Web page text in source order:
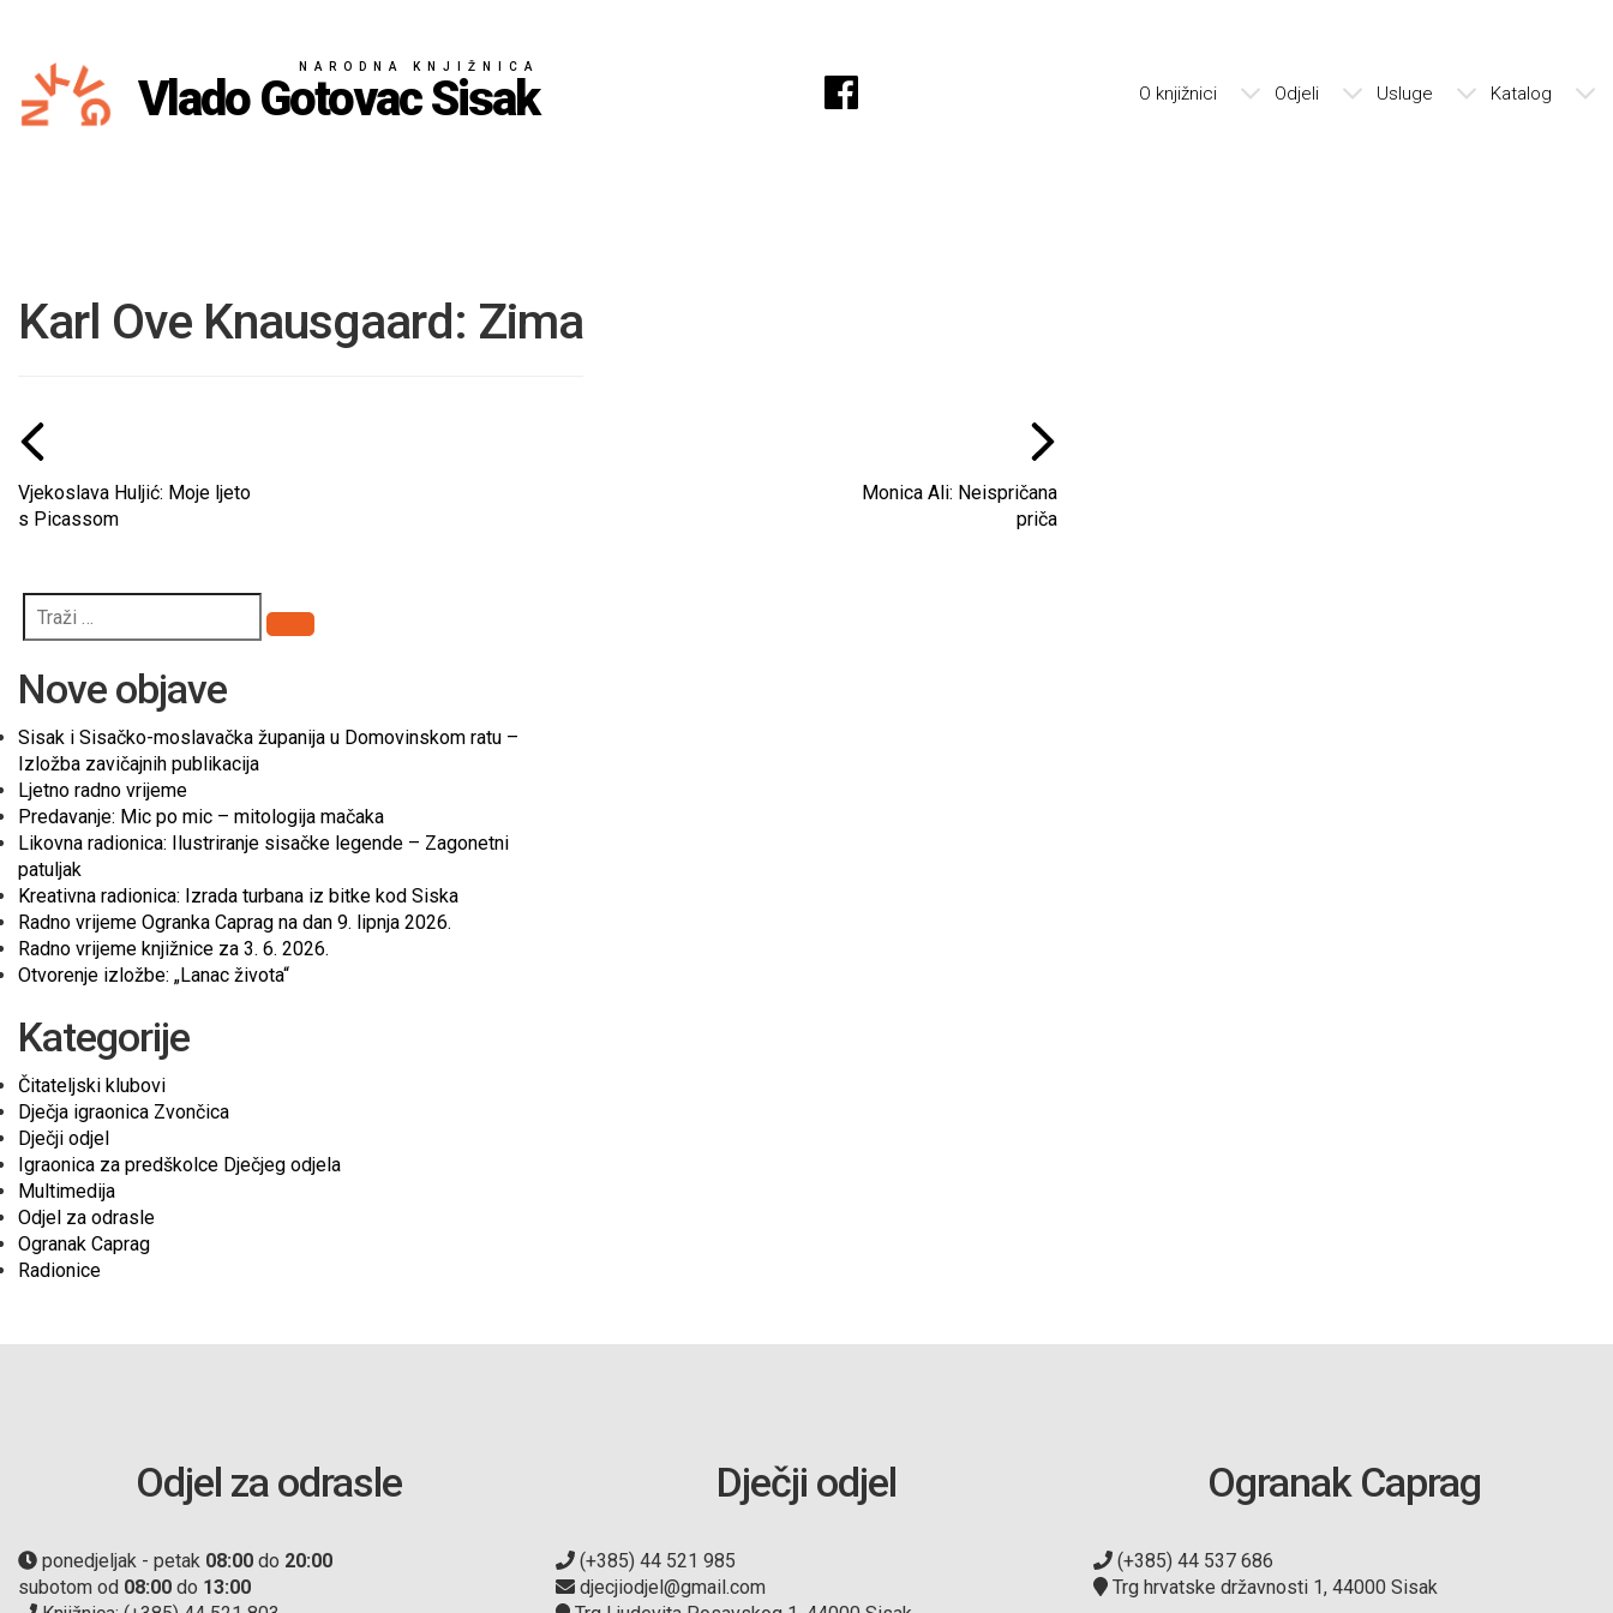
NARODNA KNJIŽNICA
Vlado Gotovac Sisak O knjižnici Odjeli Usluge Katalog
Karl Ove Knausgaard: Zima
Vjekoslava Huljić: Moje ljeto
s Picassom
Monica Ali: Neispričana
priča
Pretraži
Nove objave
Sisak i Sisačko-moslavačka županija u Domovinskom ratu –
Izložba zavičajnih publikacija
Ljetno radno vrijeme
Predavanje: Mic po mic – mitologija mačaka
Likovna radionica: Ilustriranje sisačke legende – Zagonetni
patuljak
Kreativna radionica: Izrada turbana iz bitke kod Siska
Radno vrijeme Ogranka Caprag na dan 9. lipnja 2026.
Radno vrijeme knjižnice za 3. 6. 2026.
Otvorenje izložbe: „Lanac života“
Kategorije
Čitateljski klubovi
Dječja igraonica Zvončica
Dječji odjel
Igraonica za predškolce Dječjeg odjela
Multimedija
Odjel za odrasle
Ogranak Caprag
Radionice
Odjel za odrasle
ponedjeljak - petak 08:00 do 20:00
subotom od 08:00 do 13:00
Dječji odjel
(+385) 44 521 985
djecjiodjel@gmail.com
Ogranak Caprag
(+385) 44 537 686
Trg hrvatske državnosti 1, 44000 Sisak